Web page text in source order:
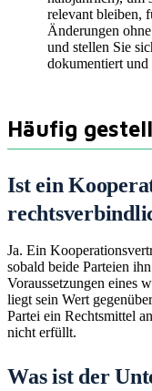
relevant bleiben,
Änderungen
und stellen Sie
dokumentiert und
Häufig
Ist ein
Ja. Ein
sobald beide Parteien
Voraussetzungen eines
liegt sein Wert
Partei ein Rechtsmittel
nicht erfüllt.
Was ist der